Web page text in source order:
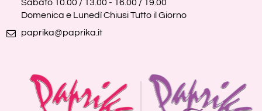
Sabato 10.00 / 13.00 - 16.00 / 19.00
Domenica e Lunedì Chiusi Tutto il Giorno
paprika@paprika.it